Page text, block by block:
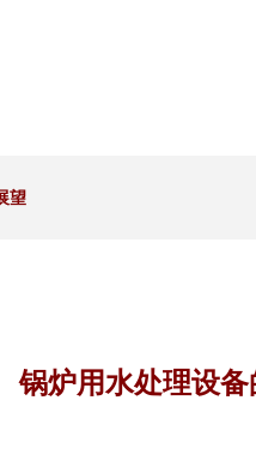
望
锅炉用水处理设